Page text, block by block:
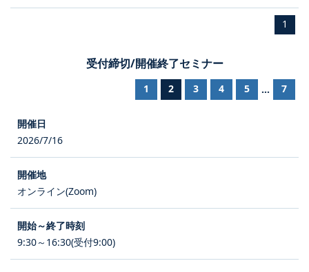
1
受付締切/開催終了セミナー
1 2 3 4 5 ... 7
2026/7/16
オンライン(Zoom)
9:30～16:30(受付9:00)